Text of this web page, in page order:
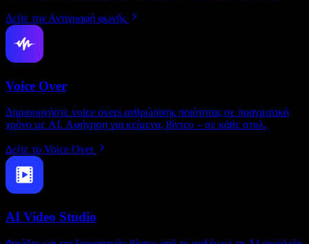
Δείτε την Αντιγραφή φωνής
Voice Over
Δημιουργήστε voice overs ανθρώπινης ποιότητας σε πραγματικό
χρόνο με AI. Αφήγηση για κείμενα, βίντεο – σε κάθε στυλ.
Δείτε το Voice Over
AI Video Studio